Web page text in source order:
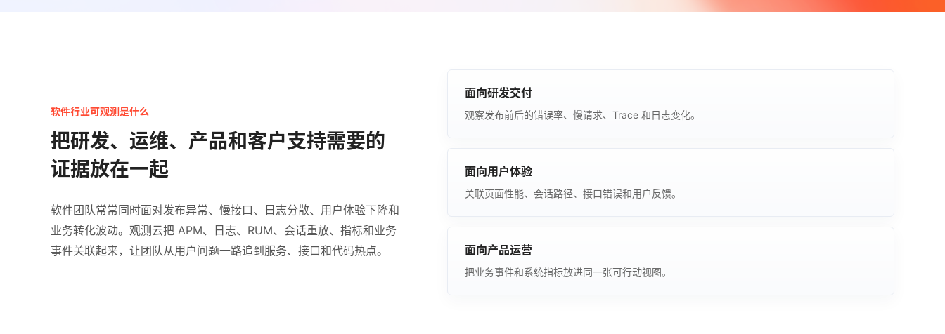
软件行业可观测是什么
把研发、运维、产品和客户支持需要的
证据放在一起
软件团队常常同时面对发布异常、慢接口、日志分散、用户体验下降和
业务转化波动。观测云把 APM、日志、RUM、会话重放、指标和业务
事件关联起来，让团队从用户问题一路追到服务、接口和代码热点。
面向研发交付
观察发布前后的错误率、慢请求、Trace 和日志变化。
面向用户体验
关联页面性能、会话路径、接口错误和用户反馈。
面向产品运营
把业务事件和系统指标放进同一张可行动视图。